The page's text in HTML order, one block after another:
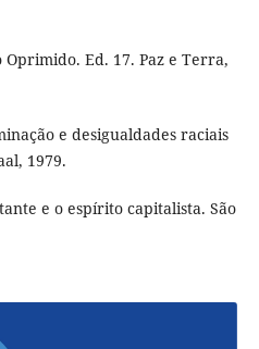
Oprimido. Ed. 17. Paz e Terra,
e desigualdades raciais
1979.
e o espírito capitalista. São